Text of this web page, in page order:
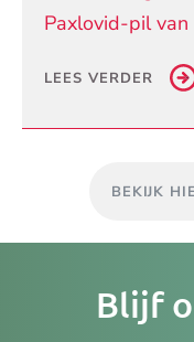
Paxlovid-pil van
LEES VERDER
BEKIJK
Blijf